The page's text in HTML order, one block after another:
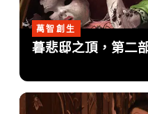
萬智創生
暮悲邸之頂，第二